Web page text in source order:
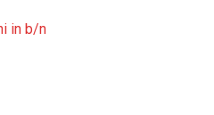
in b/n